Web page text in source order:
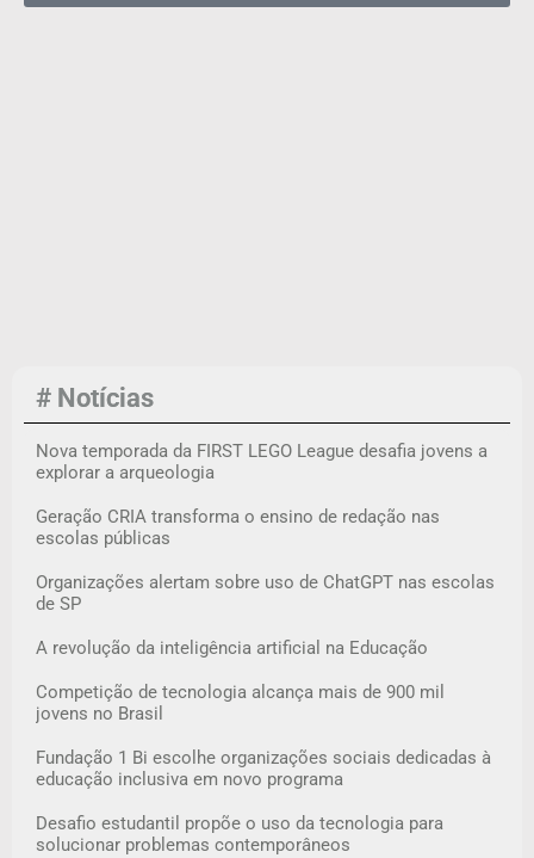
# Notícias
Nova temporada da FIRST LEGO League desafia jovens a
explorar a arqueologia
Geração CRIA transforma o ensino de redação nas
escolas públicas
Organizações alertam sobre uso de ChatGPT nas escolas
de SP
A revolução da inteligência artificial na Educação
Competição de tecnologia alcança mais de 900 mil
jovens no Brasil
Fundação 1 Bi escolhe organizações sociais dedicadas à
educação inclusiva em novo programa
Desafio estudantil propõe o uso da tecnologia para
solucionar problemas contemporâneos